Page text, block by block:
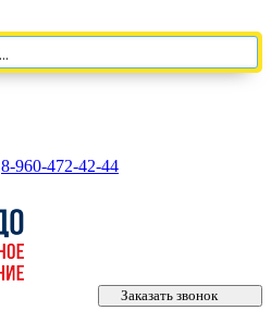
8-960-472-42-44
Заказать звонок